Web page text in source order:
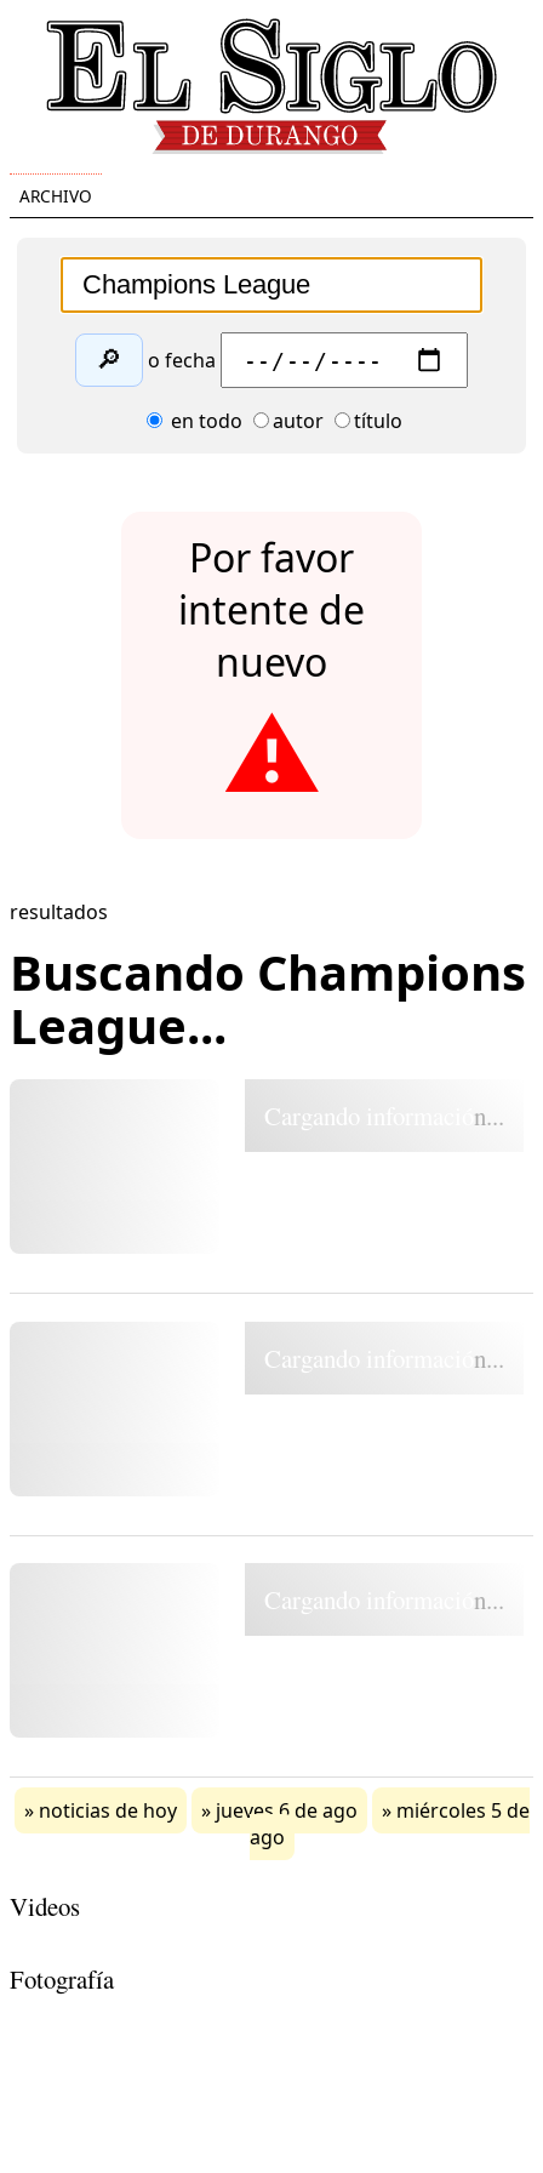
ARCHIVO
🔎 o fecha
en todo autor título
Por favor
intente de
nuevo
⚠️
resultados
Buscando Champions
League...
Cargando información...
Cargando información...
Cargando información...
noticias de hoy jueves 6 de ago
miércoles 5 de
ago
Videos
Fotografía